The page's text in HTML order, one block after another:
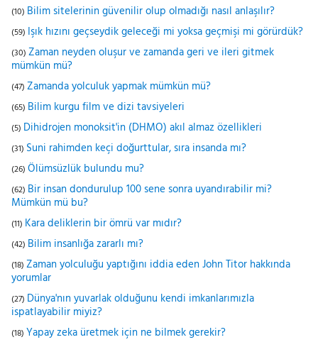
(10) Bilim sitelerinin güvenilir olup olmadığı nasıl anlaşılır?
(59) Işık hızını geçseydik geleceği mi yoksa geçmişi mi görürdük?
(30) Zaman neyden oluşur ve zamanda geri ve ileri gitmek
mümkün mü?
(47) Zamanda yolculuk yapmak mümkün mü?
(65) Bilim kurgu film ve dizi tavsiyeleri
(5) Dihidrojen monoksit'in (DHMO) akıl almaz özellikleri
(31) Suni rahimden keçi doğurttular, sıra insanda mı?
(26) Ölümsüzlük bulundu mu?
(62) Bir insan dondurulup 100 sene sonra uyandırabilir mi?
Mümkün mü bu?
(11) Kara deliklerin bir ömrü var mıdır?
(42) Bilim insanlığa zararlı mı?
(18) Zaman yolculuğu yaptığını iddia eden John Titor hakkında
yorumlar
(27) Dünya'nın yuvarlak olduğunu kendi imkanlarımızla
ispatlayabilir miyiz?
(18) Yapay zeka üretmek için ne bilmek gerekir?